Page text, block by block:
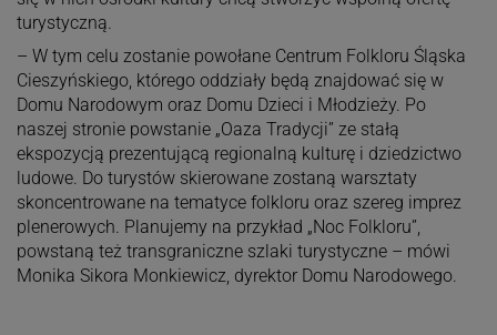
turystyczną.
– W tym celu zostanie powołane Centrum Folkloru Śląska
Cieszyńskiego, którego oddziały będą znajdować się w
Domu Narodowym oraz Domu Dzieci i Młodzieży. Po
naszej stronie powstanie „Oaza Tradycji” ze stałą
ekspozycją prezentującą regionalną kulturę i dziedzictwo
ludowe. Do turystów skierowane zostaną warsztaty
skoncentrowane na tematyce folkloru oraz szereg imprez
plenerowych. Planujemy na przykład „Noc Folkloru”,
powstaną też transgraniczne szlaki turystyczne – mówi
Monika Sikora Monkiewicz, dyrektor Domu Narodowego.